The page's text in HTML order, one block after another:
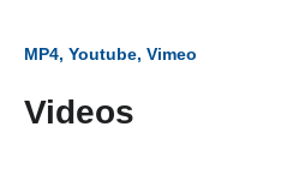
MP4, Youtube, Vimeo
Videos